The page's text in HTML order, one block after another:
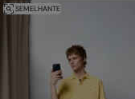
SEMELHANTE